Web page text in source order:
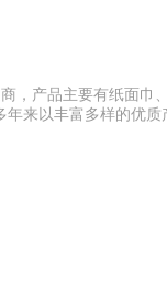
，产品主要有纸面巾
来以丰富多样的优质